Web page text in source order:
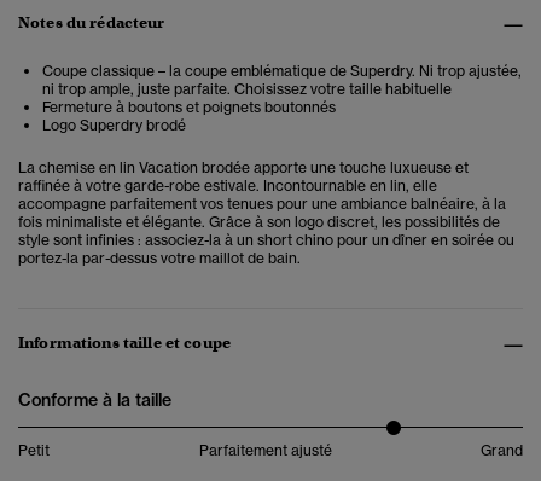
Notes du rédacteur
Coupe classique – la coupe emblématique de Superdry. Ni trop ajustée,
ni trop ample, juste parfaite. Choisissez votre taille habituelle
Fermeture à boutons et poignets boutonnés
Logo Superdry brodé
La chemise en lin Vacation brodée apporte une touche luxueuse et
raffinée à votre garde-robe estivale. Incontournable en lin, elle
accompagne parfaitement vos tenues pour une ambiance balnéaire, à la
fois minimaliste et élégante. Grâce à son logo discret, les possibilités de
style sont infinies : associez-la à un short chino pour un dîner en soirée ou
portez-la par-dessus votre maillot de bain.
Informations taille et coupe
Conforme à la taille
Petit Parfaitement ajusté Grand